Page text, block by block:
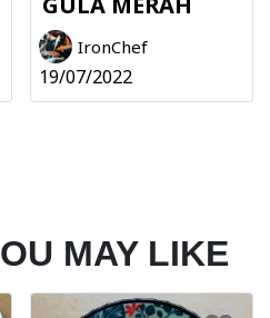
IronChef
19/07/2022
MAY LIKE